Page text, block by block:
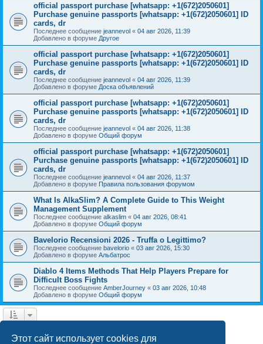
Этот сайт использует cookies для
official passport purchase [whatsapp: +1(672)2050601]
Purchase genuine passports [whatsapp: +1(672)2050601] ID
cards, dr
Последнее сообщение jeannevol « 04 авг 2026, 11:39
Добавлено в форуме Другое
official passport purchase [whatsapp: +1(672)2050601]
Purchase genuine passports [whatsapp: +1(672)2050601] ID
cards, dr
Последнее сообщение jeannevol « 04 авг 2026, 11:39
Добавлено в форуме Доска объявлений
official passport purchase [whatsapp: +1(672)2050601]
Purchase genuine passports [whatsapp: +1(672)2050601] ID
cards, dr
Последнее сообщение jeannevol « 04 авг 2026, 11:38
Добавлено в форуме Общий форум
official passport purchase [whatsapp: +1(672)2050601]
Purchase genuine passports [whatsapp: +1(672)2050601] ID
cards, dr
Последнее сообщение jeannevol « 04 авг 2026, 11:37
Добавлено в форуме Правила пользования форумом
What Is AlkaSlim? A Complete Guide to This Weight
Management Supplement
Последнее сообщение alkaslim « 04 авг 2026, 08:41
Добавлено в форуме Общий форум
Bavelorio Recensioni 2026 - Truffa o Legittimo?
Последнее сообщение bavelorio « 03 авг 2026, 15:30
Добавлено в форуме Альбатрос
Diablo 4 Items Methods That Help Players Prepare for
Difficult Boss Fights
Последнее сообщение AmberJourney « 03 авг 2026, 10:48
Добавлено в форуме Общий форум